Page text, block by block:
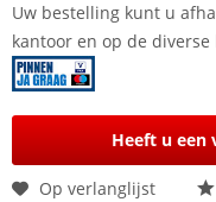
Uw bestelling kunt u
kantoor en op de
Heeft u een
Op verlanglijst